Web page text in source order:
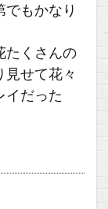
でもかなり
たくさんの
見せて花々
イだった